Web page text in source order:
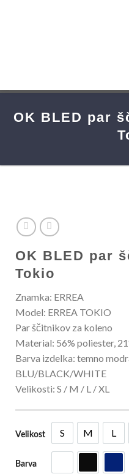
OK BLED par
OK BLED par
Tokio
Znamka: ERREA
Model: ERREA TOKIO
Par ščitnikov za koleno
Material: 56% poliester,
Barva izdelka: temno
BLU/BLACK/WHITE
Velikosti: S / M / L / XL
Velikost S
S M
M L
L
Barva Bela Črna